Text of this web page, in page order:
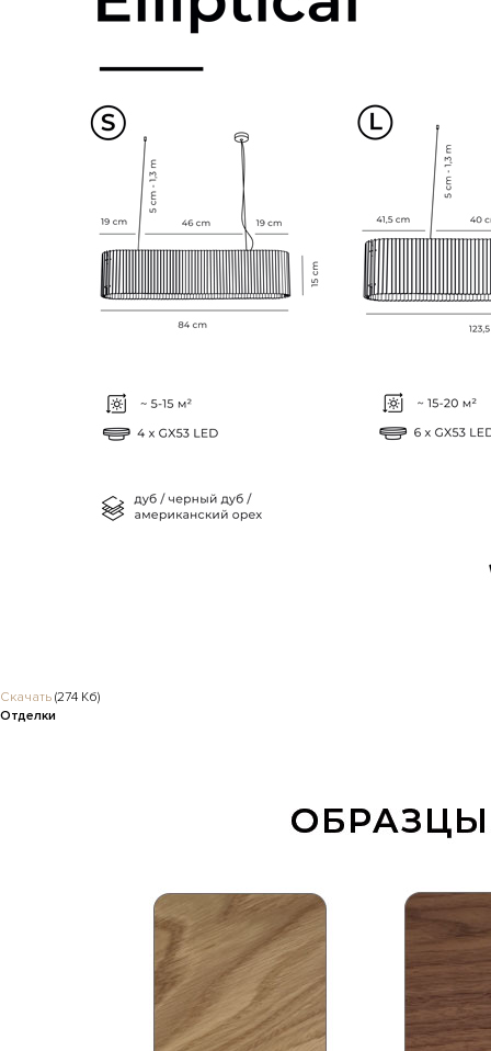
Скачать (274 Кб)
Отделки
2016 – 2026 © Фирменный
Политика конфиденциальности
Договор оферты